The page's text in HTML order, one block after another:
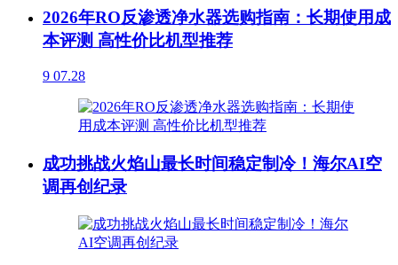
2026年RO反渗透净水器选购指南：长期使用成
本评测 高性价比机型推荐
9 07.28
成功挑战火焰山最长时间稳定制冷！海尔AI空
调再创纪录